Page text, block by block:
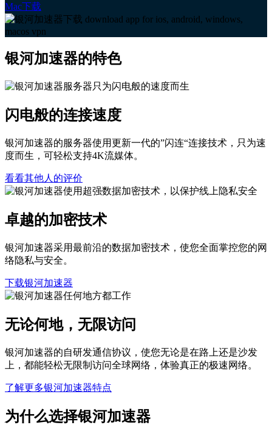
Mac下载
银河加速器的特色
闪电般的连接速度
银河加速器的服务器使用更新一代的”闪连“连接技术，只为速
度而生，可轻松支持4K流媒体。
看看其他人的评价
卓越的加密技术
银河加速器采用最前沿的数据加密技术，使您全面掌控您的网
络隐私与安全。
下载银河加速器
无论何地，无限访问
银河加速器的自研发通信协议，使您无论是在路上还是沙发
上，都能轻松无限制访问全球网络，体验真正的极速网络。
了解更多银河加速器特点
为什么选择银河加速器